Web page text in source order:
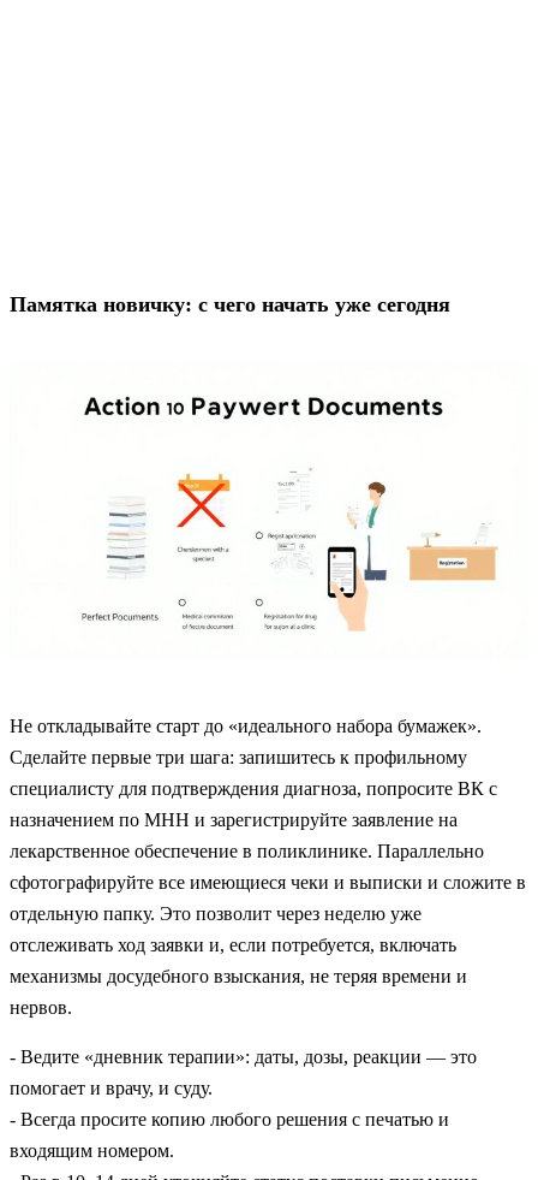
Памятка новичку: с чего начать уже сегодня
Не откладывайте старт до «идеального набора бумажек».
Сделайте первые три шага: запишитесь к профильному
специалисту для подтверждения диагноза, попросите ВК с
назначением по МНН и зарегистрируйте заявление на
лекарственное обеспечение в поликлинике. Параллельно
сфотографируйте все имеющиеся чеки и выписки и сложите в
отдельную папку. Это позволит через неделю уже
отслеживать ход заявки и, если потребуется, включать
механизмы досудебного взыскания, не теряя времени и
нервов.
- Ведите «дневник терапии»: даты, дозы, реакции — это
помогает и врачу, и суду.
- Всегда просите копию любого решения с печатью и
входящим номером.